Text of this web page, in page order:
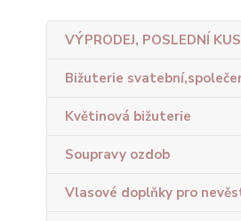
VÝPRODEJ, POSLEDNÍ
Bižuterie
Květinová bižuterie
Soupravy ozdob
Vlasové doplňky pro